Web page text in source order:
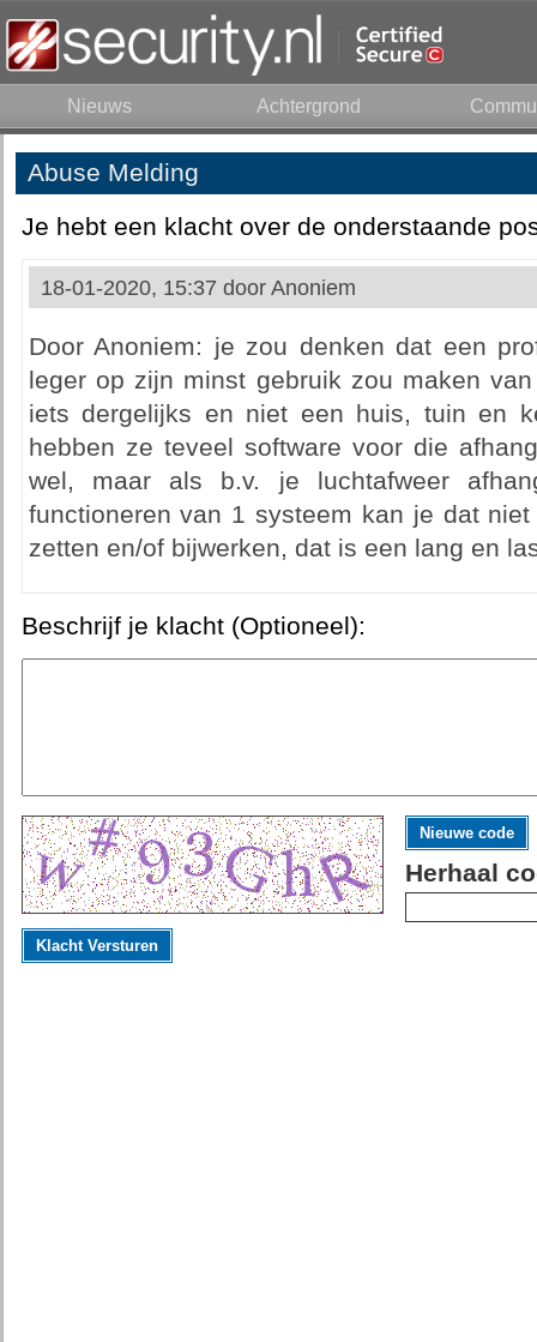
Nieuws Achtergrond
Abuse Melding
Je hebt een klacht over de onderstaande
18-01-2020, 15:37 door Anoniem
Door Anoniem: je zou denken dat een
leger op zijn minst gebruik zou maken
iets dergelijks en niet een huis, tuin en
hebben ze teveel software voor die
wel, maar als b.v. je luchtafweer
functioneren van 1 systeem kan je dat
zetten en/of bijwerken, dat is een lang en
Beschrijf je klacht (Optioneel):
Nieuwe code
Herhaal
Klacht Versturen